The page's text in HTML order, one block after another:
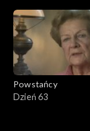
Powstańcy
Dzień 63